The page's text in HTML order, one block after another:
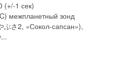
(+/-1 сек)
межпланетный зонд
ぶさ2, «Сокол-сапсан»),